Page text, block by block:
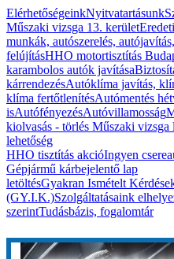
ElérhetőségeinkNyitvatartásunk
Műszaki vizsga 13. kerület
munkák, autószerelés,
felújításHHO motortisztítás
karambolos autók javítása
kárrendezésAutóklíma javítás,
klíma fertőtlenítésAutómentés
isAutófényezésAutóvillamosság
kiolvasás - törlés Műszaki vizsga
lehetőség
HHO tisztítás akcióIngyen
Gépjármű kárbejelentő lap
letöltésGyakran Ismételt
(GY.I.K.)Szolgáltatásaink
szerintTudásbázis, fogalomtár